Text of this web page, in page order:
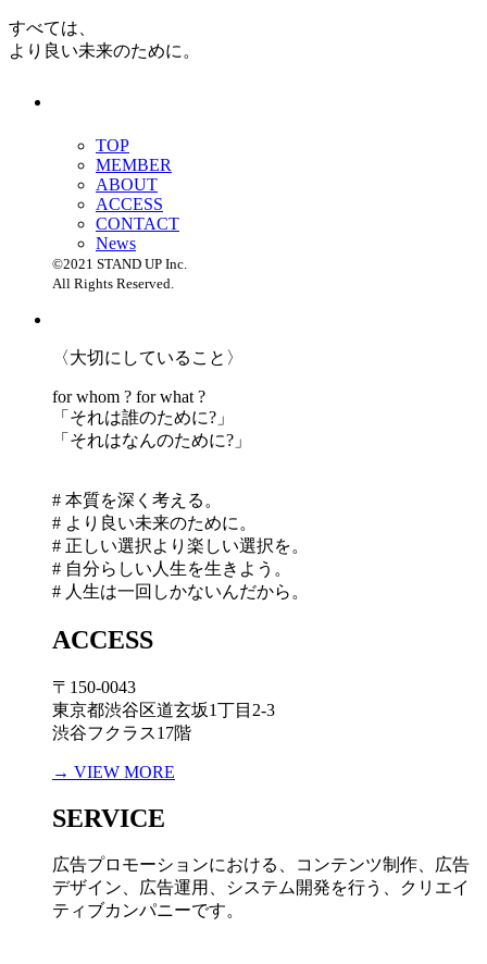
すべては、
より良い未来のために。
TOP
MEMBER
ABOUT
ACCESS
CONTACT
News
©2021 STAND UP Inc.
All Rights Reserved.
〈大切にしていること〉
for whom ? for what ?
「 それは誰のために?」
「 それはなんのために?」
# 本質を深く考える。
# より良い未来のために。
# 正しい選択より楽しい選択を。
# 自分らしい人生を生きよう。
# 人生は一回しかないんだから。
ACCESS
〒150-0043
東京都渋谷区道玄坂1丁目2-3
渋谷フクラス17階
→ VIEW MORE
SERVICE
広告プロモーションにおける、コンテンツ制作、広告
デザイン、広告運用、システム開発を行う、
クリエイ
ティブカンパニーです。